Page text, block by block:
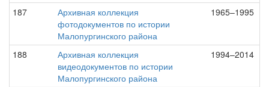
187
Архивная коллекция
фотодокументов по истории
Малопургинского района
1965–1995
188
Архивная коллекция
видеодокументов по истории
Малопургинского района
1994–2014